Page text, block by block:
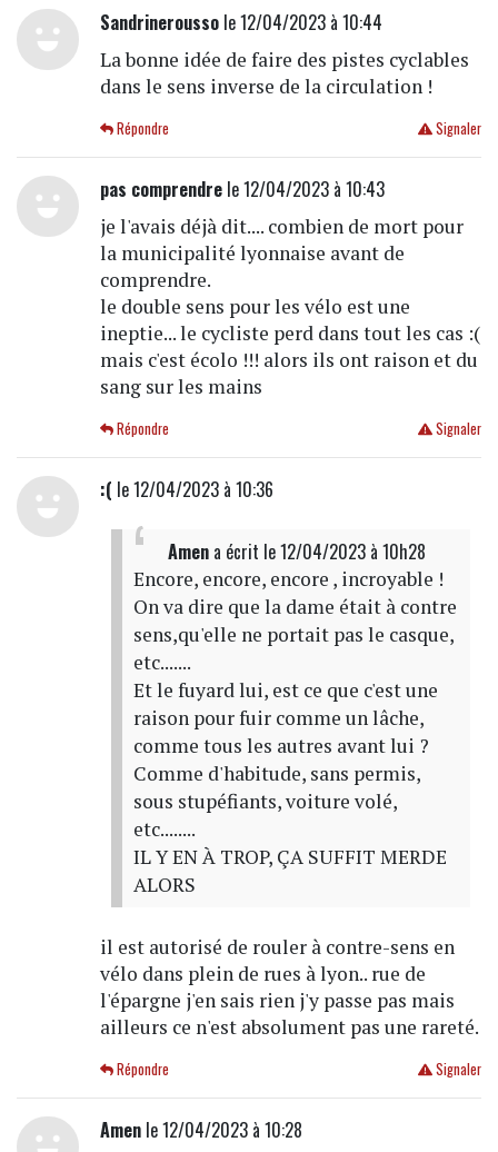
Sandrineroussole 12/04/2023 à 10:44
La bonne idée de faire des pistes cyclables
dans le sens inverse de la circulation !
Signaler
Répondre
pas comprendrele 12/04/2023 à 10:43
je l'avais déjà dit.... combien de mort pour
la municipalité lyonnaise avant de
comprendre.
le double sens pour les vélo est une
ineptie... le cycliste perd dans tout les cas :(
mais c'est écolo !!! alors ils ont raison et du
sang sur les mains
Signaler
Répondre
:( le 12/04/2023 à 10:36
Amena écrit le 12/04/2023 à 10h28
Encore, encore, encore , incroyable !
On va dire que la dame était à contre
sens,qu'elle ne portait pas le casque,
etc.......
Et le fuyard lui, est ce que c'est une
raison pour fuir comme un lâche,
comme tous les autres avant lui ?
Comme d'habitude, sans permis,
sous stupéfiants, voiture volé,
etc........
IL Y EN À TROP, ÇA SUFFIT MERDE
ALORS
il est autorisé de rouler à contre-sens en
vélo dans plein de rues à lyon.. rue de
l'épargne j'en sais rien j'y passe pas mais
ailleurs ce n'est absolument pas une rareté.
Signaler
Répondre
Amenle 12/04/2023 à 10:28